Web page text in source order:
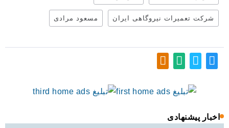
شرکت تعمیرات نیروگاهی ایران مسعود مرادی
اخبار پیشنهادی